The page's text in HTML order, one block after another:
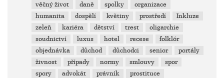
věčný život
daně spolky
organizace
humanita
dospělí květiny prostředí
Inkluze
zeleň
kariéra dětství trest
oligarchie
soudnictví
luxus hotel recese
folklór
objednávka
důchod důchodci senior
portály
živnost
případy normy smlouvy
spor
spory
advokát právník
prostituce